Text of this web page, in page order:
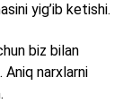
yig’ib ketishi.
biz bilan
narxlarni